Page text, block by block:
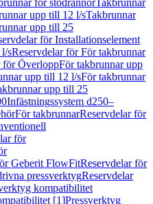
för stödrännorTakbrunnar
upp till 12 l/sTakbrunnar
upp till 25
för Installationselement
sReservdelar för För takbrunnar
för ÖverloppFör takbrunnar upp
upp till 12 l/sFör takbrunnar
upp till 25
Infästningssystem d250–
För takbrunnarReservdelar för
för
Geberit FlowFitReservdelar för
pressverktygReservdelar
kompatibilitet
[1]Pressverktyg